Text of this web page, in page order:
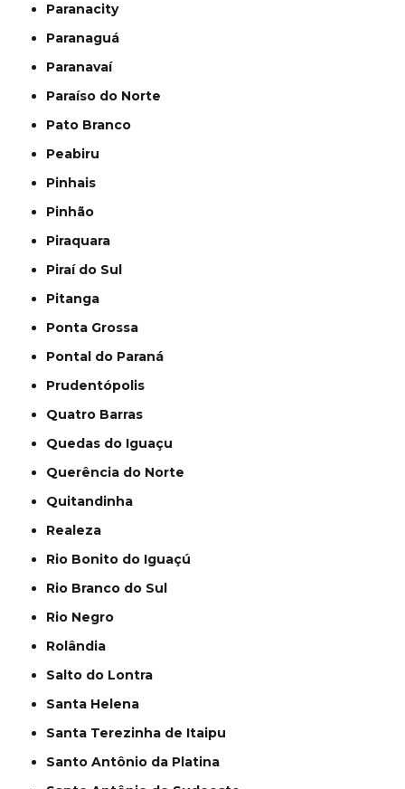
Paranacity
Paranaguá
Paranavaí
Paraíso do Norte
Pato Branco
Peabiru
Pinhais
Pinhão
Piraquara
Piraí do Sul
Pitanga
Ponta Grossa
Pontal do Paraná
Prudentópolis
Quatro Barras
Quedas do Iguaçu
Querência do Norte
Quitandinha
Realeza
Rio Bonito do Iguaçú
Rio Branco do Sul
Rio Negro
Rolândia
Salto do Lontra
Santa Helena
Santa Terezinha de Itaipu
Santo Antônio da Platina